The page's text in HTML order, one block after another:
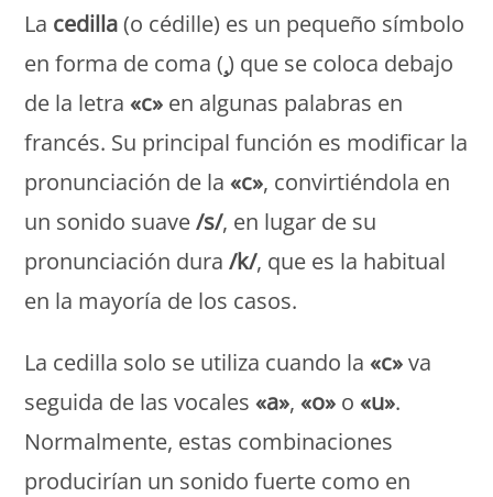
La cedilla(o cédille) es un pequeño símbolo
en forma de coma (¸) que se coloca debajo
de la letra«c» en algunas palabras en
francés. Su principal función es modificar la
pronunciación de la«c», convirtiéndola en
un sonido suave/s/, en lugar de su
pronunciación dura/k/, que es la habitual
en la mayoría de los casos.
La cedilla solo se utiliza cuando la«c»va
seguida de las vocales«a»,«o» o«u».
Normalmente, estas combinaciones
producirían un sonido fuerte como en